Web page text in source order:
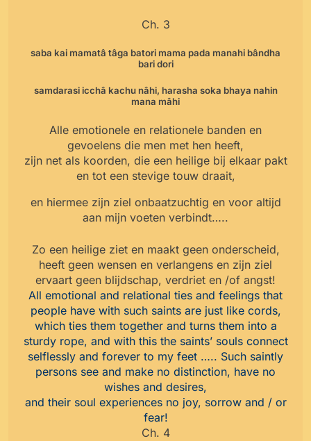
Ch. 3
saba kai mamatâ tâga batori mama pada manahi bândha
bari dori
samdarasi icchâ kachu nâhi, harasha soka bhaya nahin
mana mâhi
Alle emotionele en relationele banden en
gevoelens die men met hen heeft,
zijn net als koorden, die een heilige bij elkaar pakt
en tot een stevige touw draait,
en hiermee zijn ziel onbaatzuchtig en voor altijd
aan mijn voeten verbindt…..
Zo een heilige ziet en maakt geen onderscheid,
heeft geen wensen en verlangens en zijn ziel
ervaart geen blijdschap, verdriet en /of angst!
All emotional and relational ties and feelings that
people have with such saints are just like cords,
which ties them together and turns them into a
sturdy rope, and with this the saints’ souls connect
selflessly and forever to my feet ….. Such saintly
persons see and make no distinction, have no
wishes and desires,
and their soul experiences no joy, sorrow and / or
fear!
Ch. 4